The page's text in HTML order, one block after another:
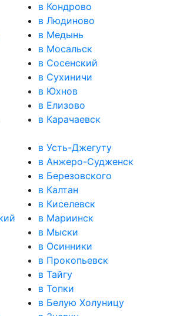
в Кондрово
в Людиново
в Медынь
в Мосальск
в Сосенский
в Сухиничи
в Юхнов
в Елизово
в Карачаевск
в Усть-Джегуту
в Анжеро-Судженск
в Березовского
в Калтан
в Киселевск
в Мариинск
в Мыски
в Осинники
в Прокопьевск
в Тайгу
в Топки
в Белую Холуницу